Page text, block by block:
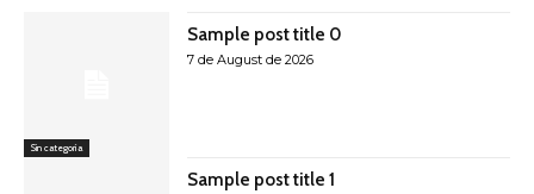
Sin categoría
Sample post title 0
7 de August de 2026
Sample post title 1